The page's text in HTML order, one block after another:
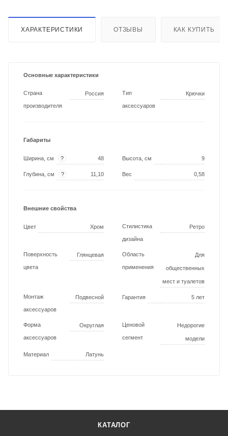
ХАРАКТЕРИСТИКИ ОТЗЫВЫ КАК КУПИТЬ
Основные характеристики
Страна
производителя
Россия Тип
аксессуаров
Крючки
Габариты
Ширина, см ? 48 Высота, см 9
Глубина, см ? 11,10 Вес 0,58
Внешние свойства
Цвет Хром Стилистика
дизайна
Ретро
Поверхность
цвета
Глянцевая Область
применения
Для
общественных
мест и туалетов
Монтаж
аксессуаров
Подвесной Гарантия 5 лет
Форма
аксессуаров
Округлая Ценовой
сегмент
Недорогие
модели
Материал Латунь
КАТАЛОГ